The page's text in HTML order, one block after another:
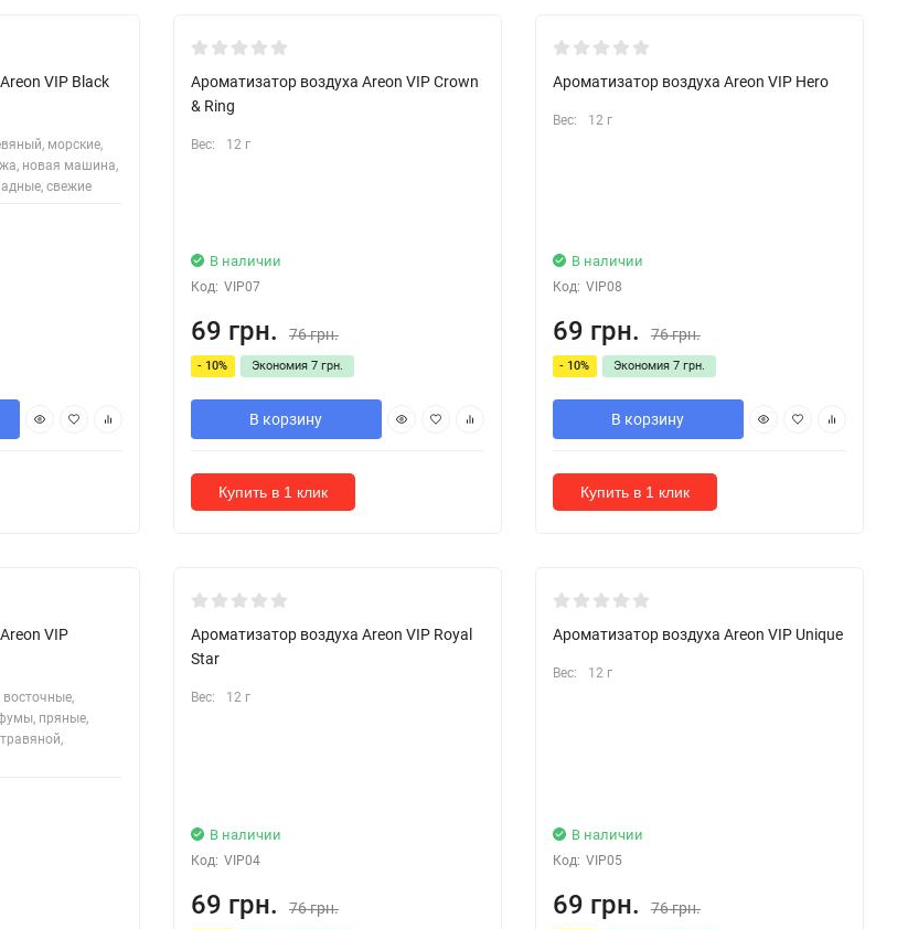
VIP Black
морские,
новая машина,
свежие
Ароматизатор воздуха Areon VIP Crown
& Ring
Вес: 12 г
В наличии
Код: VIP07
69 грн. 76 грн.
- 10% Экономия 7 грн.
В корзину
Купить в 1 клик
Ароматизатор воздуха Areon VIP Hero
Вес: 12 г
В наличии
Код: VIP08
69 грн. 76 грн.
- 10% Экономия 7 грн.
В корзину
Купить в 1 клик
VIP
пряные,
Ароматизатор воздуха Areon VIP Royal
Star
Вес: 12 г
В наличии
Код: VIP04
69 грн. 76 грн.
Ароматизатор воздуха Areon VIP Unique
Вес: 12 г
В наличии
Код: VIP05
69 грн. 76 грн.